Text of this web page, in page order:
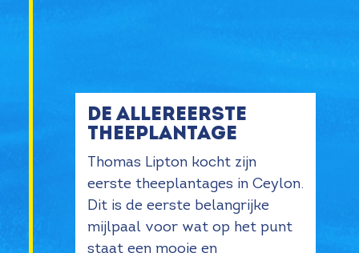
de allereerste
theeplantage
Thomas Lipton kocht zijn
eerste theeplantages in Ceylon.
Dit is de eerste belangrijke
mijlpaal voor wat op het punt
staat een mooie en